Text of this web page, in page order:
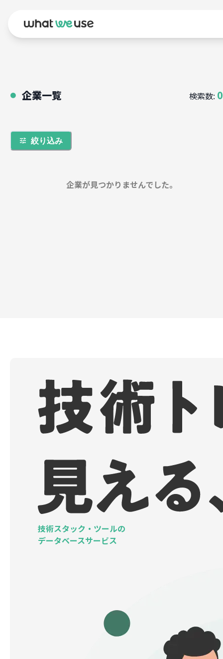
● 企業一覧 検索数: 0
絞り込み
企業が見つかりませんでした。
技術スタック・ツールの
データベースサービス